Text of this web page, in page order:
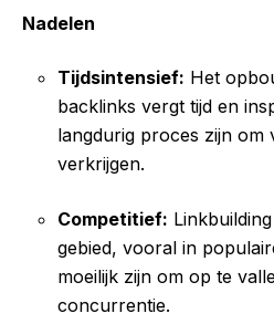
Nadelen
Tijdsintensief: Het
backlinks vergt tijd en
langdurig proces zijn om
verkrijgen.
Competitief:
gebied, vooral in
moeilijk zijn om op te
concurrentie.